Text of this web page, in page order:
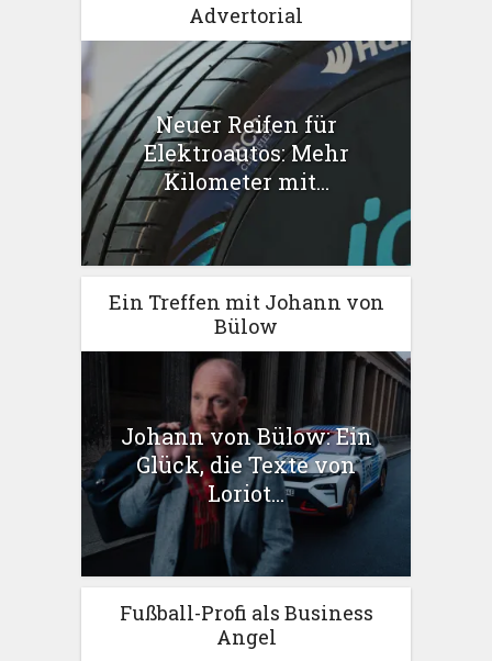
Advertorial
Neuer Reifen für
Elektroautos: Mehr
Kilometer mit...
Ein Treffen mit Johann von
Bülow
Johann von Bülow: Ein
Glück, die Texte von
Loriot...
Fußball-Profi als Business
Angel